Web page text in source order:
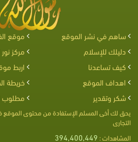
ساهم في نشر الموقع
موقع
دليلك للإسلام
مركز نور
كيف تساعدنا
اربط
اهداف الموقع
خريطة
شكر وتقدير
مطلوب
يحق لك أخى المسلم الإستفادة من محتوى الموقع
التجارى
المشاهدات : 394,400,449